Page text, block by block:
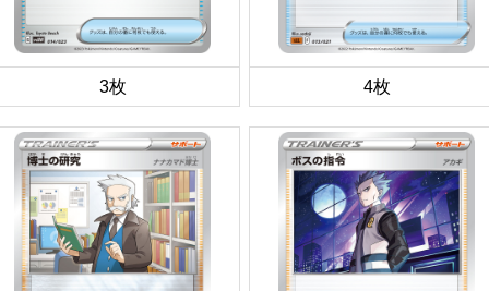
3枚 4枚